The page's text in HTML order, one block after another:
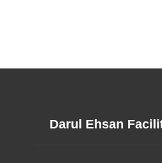
Darul Ehsan